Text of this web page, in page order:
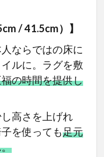
/ 41.5cm）】
ならではの床に
ルに。ラグを敷
の時間を提供し
高さを上げれ
を使っても足元